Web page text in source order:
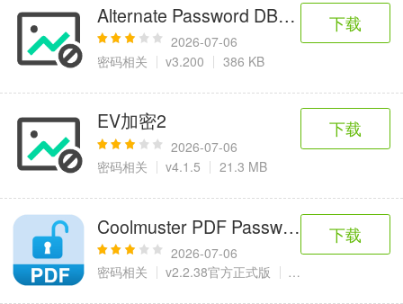
Alternate Password DB(电脑密码管理
2026-07-06
密码相关
v3.200 386 KB
下载
EV加密2
2026-07-06
密码相关
v4.1.5 21.3 MB
下载
Coolmuster PDF Password Remover
2026-07-06
密码相关
v2.2.38官方正式版 6 MB
下载